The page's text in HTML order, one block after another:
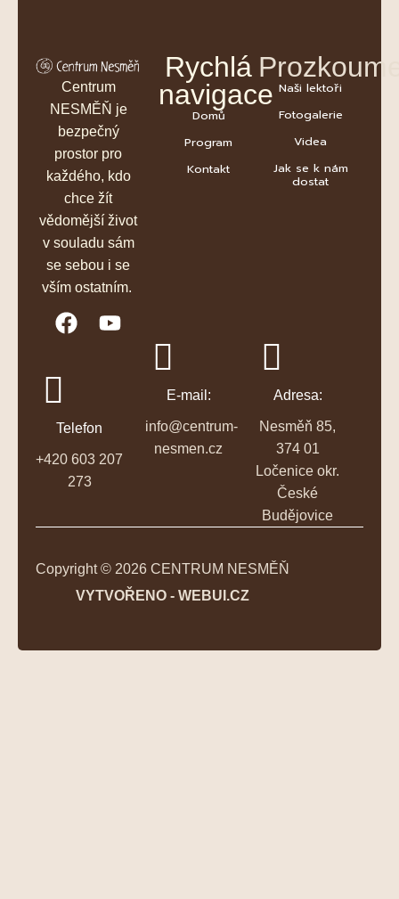
Centrum
NESMĚŇ je
bezpečný
prostor pro
každého, kdo
chce žít
vědomější život
v souladu sám
se sebou i se
vším ostatním.
Rychlá
navigace
Domů
Program
Kontakt
Naši lektoři
Fotogalerie
Videa
Jak se k nám
dostat
Telefon
+420 603 207
273
E-mail:
info@centrum-
nesmen.cz
Adresa:
Nesměň 85,
374 01
Ločenice okr.
České
Budějovice
Copyright © 2026 CENTRUM NESMĚŇ
VYTVOŘENO - WEBUI.CZ